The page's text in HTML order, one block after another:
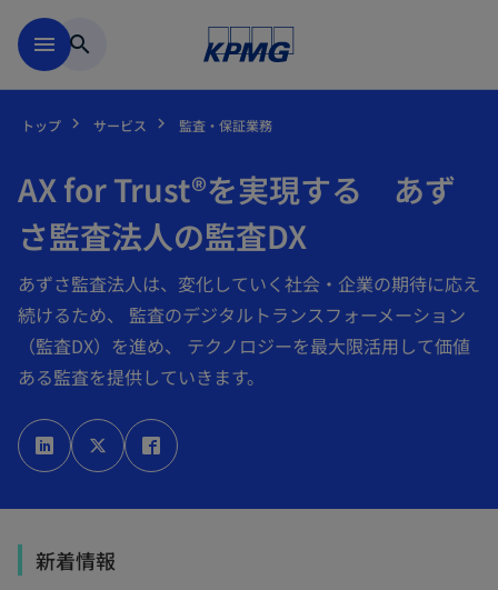
menu search
トップ サービス 監査・保証業務
AX for Trust®を実現する あず
さ監査法人の監査DX
あずさ監査法人は、変化していく社会・企業の期待に応え
続けるため、 監査のデジタルトランスフォーメーション
（監査DX）を進め、 テクノロジーを最大限活用して価値
ある監査を提供していきます。
新
し
い
タ
新
し
い
タ
し
い
新着情報